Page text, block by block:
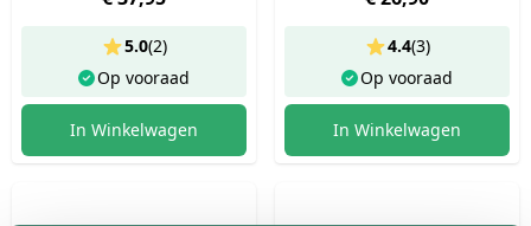
Op vooraad
5.0(2)
In Winkelwagen
Op vooraad
4.4(3)
In Winkelwagen